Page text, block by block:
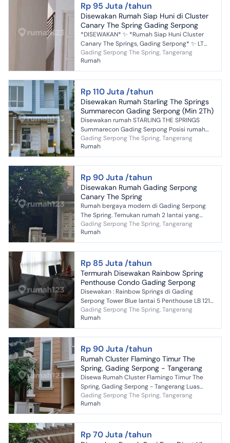
Rp 95 Juta /tahun
Disewakan Rumah Siap Huni di Cluster
Canary The Spring Gading Serpong
*DISEWAKAN* ✨ *Rumah Siap Huni Cluster
Canary The Springs, Gading Serpong* ✨ LT
153m² LB 200m² KT 4+1 KM 3+1 Listrik 5500
SHM Carport+Gar...
Gading Serpong The Spring, Tangerang
Rumah
Rp 110 Juta /tahun
Disewakan Rumah Starling The Springs
Summarecon Gading Serpong (Min 2Th)
Disewakan rumah STARLING THE SPRINGS
Summarecon Gading Serpong Posisi rumah
Hook , Parkiran Luas LT 211 m2 / LB 155 KT 4+1 /
KM 3+1 hadap Selatan...
Gading Serpong The Spring, Tangerang
Rumah
Rp 90 Juta /tahun
Disewakan Rumah Gading Serpong
Canary The Spring
Rumah bergaya modern di Gading Serpong
The Spring. Temukan rumah 2 lantai yang
nyaman ini, disewakan dengan pemandangan
indah yang menambah nilai...
Gading Serpong The Spring, Tangerang
Rumah
Rp 85 Juta /tahun
Termurah Disewakan Rainbow Spring
Penthouse Condo Gading Serpong
Disewakan : Rainbow Springs di Gading
Serpong Tower Blue lantai 5 Penthouse LB 121
m² Kt 3+1 Km 2+1 Listrik 4400W PAM View city
Full Furnished ...
Gading Serpong The Spring, Tangerang
Rumah
Rp 90 Juta /tahun
Rumah Cluster Flamingo Timur The
Spring, Gading Serpong - Tangerang
Disewa Rumah Cluster Flamingo Timur The
Spring, Gading Serpong - Tangerang Luas
Tanah 144 m2 (9 x 16) Luas Bangunan 143 m2
Kamar Tidur 3 + 1 Kamar ...
Gading Serpong The Spring, Tangerang
Rumah
Rp 70 Juta /tahun